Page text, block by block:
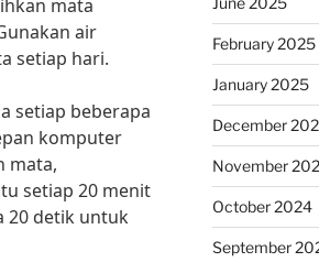
mata
air
setiap hari.
setiap beberapa
komputer
mata,
setiap 20 menit
20 detik untuk
February 2025
January 2025
December
November
October 2024
September